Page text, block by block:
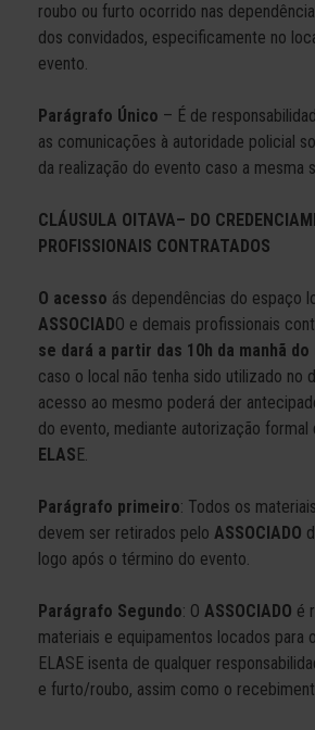
roubo ou furto ocorrido nas
dos convidados, especificamente no
evento.
Parágrafo Único – É de
as comunicações à autoridade policial
da realização do evento caso a mesma
CLÁUSULA OITAVA– DO
PROFISSIONAIS CONTRATADOS
O acesso ás dependências do espaço
ASSOCIADO e demais profissionais
se dará a partir das 10h da manhã
caso o local não tenha sido utilizado no
acesso ao mesmo poderá der
do evento, mediante autorização formal
ELAS E.
Parágrafo primeiro: Todos os
devem ser retirados pelo ASSOCIADO
logo após o término do evento.
Parágrafo Segundo: O ASSOCIADO é
materiais e equipamentos locados para
ELASE isenta de qualquer
e furto/roubo, assim como o